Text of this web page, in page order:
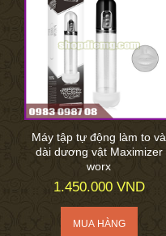
Máy tập tự động làm to và
dài dương vật Maximizer
worx
1.450.000 VND